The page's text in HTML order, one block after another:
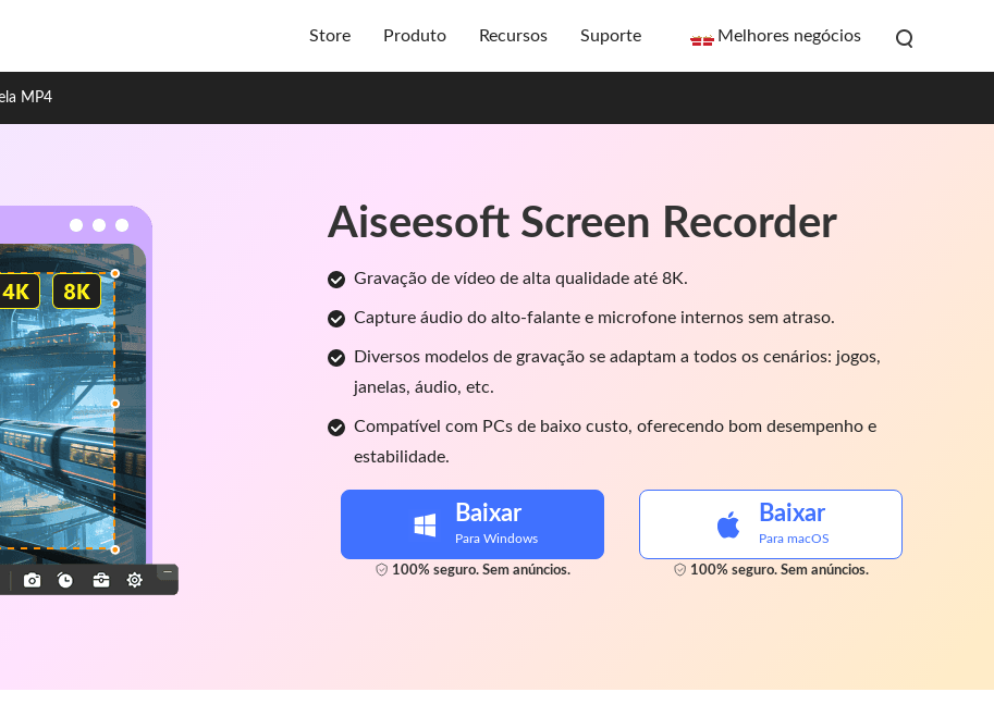
Store Produto Recursos Suporte Melhores negócios
MP4
Aiseesoft Screen Recorder
Gravação de vídeo de alta qualidade até 8K.
Capture áudio do alto-falante e microfone internos sem atraso.
Diversos modelos de gravação se adaptam a todos os cenários: jogos,
janelas, áudio, etc.
Compatível com PCs de baixo custo, oferecendo bom desempenho e
estabilidade.
Baixar
Para Windows
100% seguro. Sem anúncios.
Baixar
Para macOS
100% seguro. Sem anúncios.